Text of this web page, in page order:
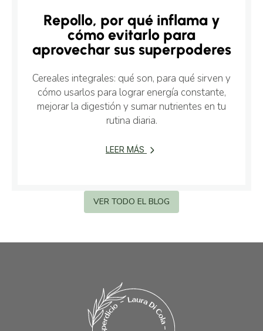
Repollo, por qué inflama y
cómo evitarlo para
aprovechar sus superpoderes
Cereales integrales: qué son, para qué sirven y
cómo usarlos para lograr energía constante,
mejorar la digestión y sumar nutrientes en tu
rutina diaria.
LEER MÁS
VER TODO EL BLOG